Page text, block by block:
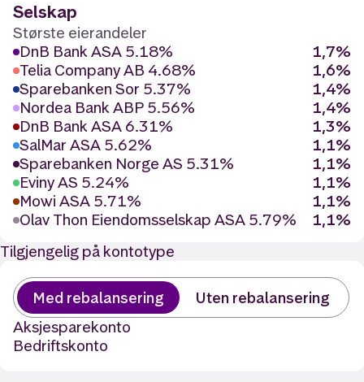
Selskap
Største eierandeler
DnB Bank ASA 5.18%
1,7%
Telia Company AB 4.68%
1,6%
Sparebanken Sor 5.37%
1,4%
Nordea Bank ABP 5.56%
1,4%
DnB Bank ASA 6.31%
1,3%
SalMar ASA 5.62%
1,1%
Sparebanken Norge AS 5.31%
1,1%
Eviny AS 5.24%
1,1%
Mowi ASA 5.71%
1,1%
Olav Thon Eiendomsselskap ASA 5.79%
1,1%
Tilgjengelig på kontotype
Med rebalansering
Uten rebalansering
Aksjesparekonto
Bedriftskonto